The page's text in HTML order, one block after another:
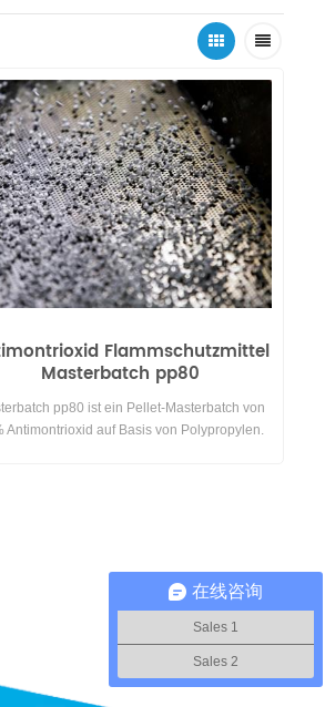
Flammschutzmittel
Masterbatch pp80
pp80 ist ein Pellet-Masterbatch von
Antimontrioxid auf Basis von Polypropylen.
在线咨询
Sales 1
Sales 2